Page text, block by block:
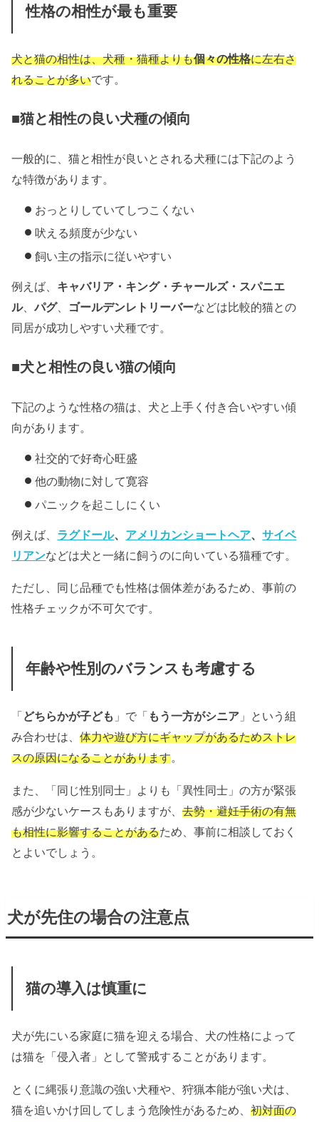
性格の相性が最も重要
犬と猫の相性は、犬種・猫種よりも個々の性格に左右さ
れることが多いです。
■猫と相性の良い犬種の傾向
一般的に、猫と相性が良いとされる犬種には下記のよう
な特徴があります。
おっとりしていてしつこくない
吠える頻度が少ない
飼い主の指示に従いやすい
例えば、 キャバリア・キング・チャールズ・スパニエ
ル、パグ、 ゴールデンレトリーバーなどは比較的猫との
同居が成功しやすい犬種です。
■犬と相性の良い猫の傾向
下記のような性格の猫は、犬と上手く付き合いやすい傾
向があります。
社交的で好奇心旺盛
他の動物に対して寛容
パニックを起こしにくい
例えば、 ラグドール、 アメリカンショートヘア、サイベ
リアンなどは犬と一緒に飼うのに向いている猫種です。
ただし、同じ品種でも性格は個体差があるため、事前の
性格チェックが不可欠です。
年齢や性別のバランスも考慮する
「 どちらかが子ども 」で「 もう一方がシニア 」という組
み合わせは、体力や遊び方にギャップがあるためストレ
スの原因になることがあります。
また、「同じ性別同士」よりも「異性同士」の方が緊張
感が少ないケースもありますが、去勢・避妊手術の有無
も相性に影響することがあるため、事前に相談しておく
とよいでしょう。
犬が先住の場合の注意点
猫の導入は慎重に
犬が先にいる家庭に猫を迎える場合、犬の性格によって
は猫を「侵入者」として警戒することがあります。
とくに縄張り意識の強い犬種や、狩猟本能が強い犬は、
猫を追いかけ回してしまう危険性があるため、初対面の